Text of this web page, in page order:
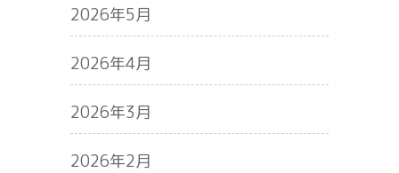
2026年5月
2026年4月
2026年3月
2026年2月